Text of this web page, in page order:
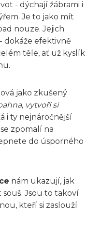
- dýchají žábrami i
Je to jako mít
nouze. Jejich
dokáže efektivně
těle, ať už kyslík
jako zkušený
vytvoří si
i ty nejnáročnější
zpomalí na
do úsporného
nám ukazují, jak
Jsou to takoví
kteří si zaslouží